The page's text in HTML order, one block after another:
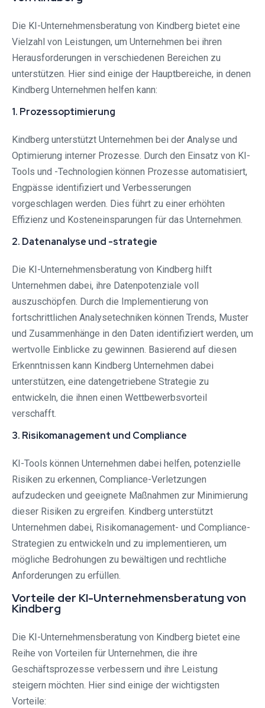
Die KI-Unternehmensberatung von Kindberg bietet eine
Vielzahl von Leistungen, um Unternehmen bei ihren
Herausforderungen in verschiedenen Bereichen zu
unterstützen. Hier sind einige der Hauptbereiche, in denen
Kindberg Unternehmen helfen kann:
1. Prozessoptimierung
Kindberg unterstützt Unternehmen bei der Analyse und
Optimierung interner Prozesse. Durch den Einsatz von KI-
Tools und -Technologien können Prozesse automatisiert,
Engpässe identifiziert und Verbesserungen
vorgeschlagen werden. Dies führt zu einer erhöhten
Effizienz und Kosteneinsparungen für das Unternehmen.
2. Datenanalyse und -strategie
Die KI-Unternehmensberatung von Kindberg hilft
Unternehmen dabei, ihre Datenpotenziale voll
auszuschöpfen. Durch die Implementierung von
fortschrittlichen Analysetechniken können Trends, Muster
und Zusammenhänge in den Daten identifiziert werden, um
wertvolle Einblicke zu gewinnen. Basierend auf diesen
Erkenntnissen kann Kindberg Unternehmen dabei
unterstützen, eine datengetriebene Strategie zu
entwickeln, die ihnen einen Wettbewerbsvorteil
verschafft.
3. Risikomanagement und Compliance
KI-Tools können Unternehmen dabei helfen, potenzielle
Risiken zu erkennen, Compliance-Verletzungen
aufzudecken und geeignete Maßnahmen zur Minimierung
dieser Risiken zu ergreifen. Kindberg unterstützt
Unternehmen dabei, Risikomanagement- und Compliance-
Strategien zu entwickeln und zu implementieren, um
mögliche Bedrohungen zu bewältigen und rechtliche
Anforderungen zu erfüllen.
Vorteile der KI-Unternehmensberatung von
Kindberg
Die KI-Unternehmensberatung von Kindberg bietet eine
Reihe von Vorteilen für Unternehmen, die ihre
Geschäftsprozesse verbessern und ihre Leistung
steigern möchten. Hier sind einige der wichtigsten
Vorteile: